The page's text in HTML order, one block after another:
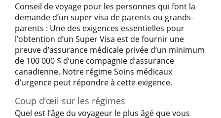
Conseil de voyage pour les personnes qui font la
demande d’un super visa de parents ou grands-
parents : Une des exigences essentielles pour
l’obtention d’un Super Visa est de fournir une
preuve d’assurance médicale privée d’un minimum
de 100 000 $ d’une compagnie d’assurance
canadienne. Notre régime Soins médicaux
d’urgence peut répondre à cette exigence.
Coup d’œil sur les régimes
Quel est l’âge du voyageur le plus âgé que vous